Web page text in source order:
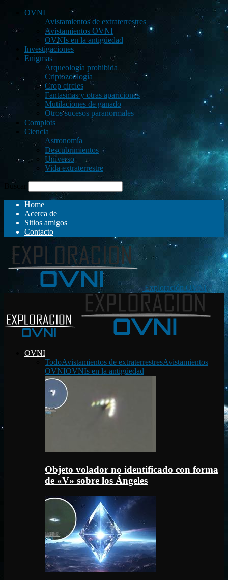
OVNI
Avistamientos de extraterrestres
Avistamientos OVNI
OVNIs en la antigüedad
Investigaciones
Enigmas
Arqueología prohibida
Criptozoología
Crop circles
Fantasmas y otras apariciones
Mutilaciones de ganado
Otros sucesos paranormales
Complots
Ciencia
Astronomía
Descubrimientos
Universo
Vida extraterrestre
Buscar
Home
Acerca de
Sitios amigos
Contacto
Exploración OVNI
OVNI
TodoAvistamientos de extraterrestresAvistamientos
OVNIOVNIs en la antigüedad
Objeto volador no identificado con forma
de «V» sobre los Ángeles